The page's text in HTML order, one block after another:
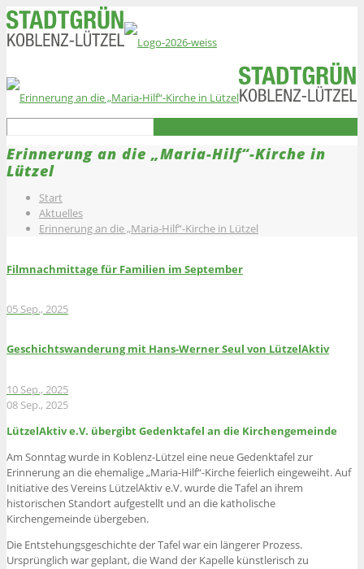
Erinnerung an die „Maria-Hilf“-Kirche in
Lützel
Start
Aktuelles
Erinnerung an die „Maria-Hilf“-Kirche in Lützel
Filmnachmittage für Familien im September
05 Sep., 2025
Geschichtswanderung mit Hans-Werner Seul von LützelAktiv
10 Sep., 2025
08 Sep., 2025
LützelAktiv e.V. übergibt Gedenktafel an die Kirchengemeinde
Am Sonntag wurde in Koblenz-Lützel eine neue Gedenktafel zur
Erinnerung an die ehemalige „Maria-Hilf“-Kirche feierlich eingeweiht. Auf
Initiative des Vereins LützelAktiv e.V. wurde die Tafel an ihrem
historischen Standort aufgestellt und an die katholische
Kirchengemeinde übergeben.
Die Entstehungsgeschichte der Tafel war ein längerer Prozess.
Ursprünglich war geplant, die Wand der Kapelle künstlerisch zu